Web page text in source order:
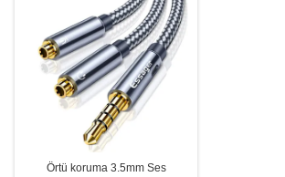
Örtü koruma 3.5mm Ses